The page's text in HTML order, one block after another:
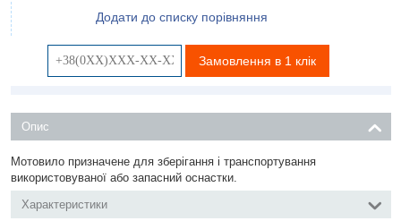
Додати до списку порівняння
Замовлення в 1 клік
Опис
Мотовило призначене для зберігання і транспортування
використовуваної або запасний оснастки.
Характеристики